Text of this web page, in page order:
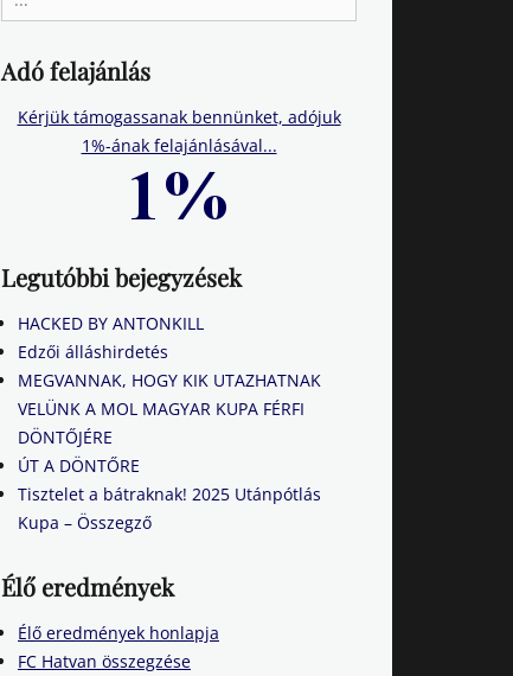
for:
Adó felajánlás
Kérjük támogassanak bennünket, adójuk
1%-ának felajánlásával...
Legutóbbi bejegyzések
HACKED BY ANTONKILL
Edzői álláshirdetés
MEGVANNAK, HOGY KIK UTAZHATNAK
VELÜNK A MOL MAGYAR KUPA FÉRFI
DÖNTŐJÉRE
ÚT A DÖNTŐRE
Tisztelet a bátraknak! 2025 Utánpótlás
Kupa – Összegző
Élő eredmények
Élő eredmények honlapja
FC Hatvan összegzése